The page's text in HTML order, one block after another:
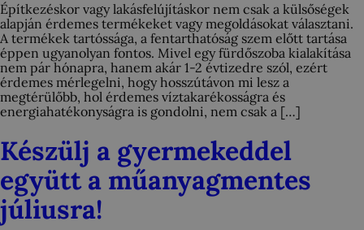
Építkezéskor vagy lakásfelújításkor nem csak a külsőségek
alapján érdemes termékeket vagy megoldásokat választani.
A termékek tartóssága, a fentarthatóság szem előtt tartása
éppen ugyanolyan fontos. Mivel egy fürdőszoba kialakítása
nem pár hónapra, hanem akár 1-2 évtizedre szól, ezért
érdemes mérlegelni, hogy hosszútávon mi lesz a
megtérülőbb, hol érdemes víztakarékosságra és
energiahatékonyságra is gondolni, nem csak a […]
Készülj a gyermekeddel
együtt a műanyagmentes
júliusra!